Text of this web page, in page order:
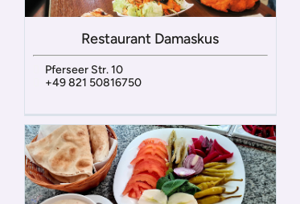
Restaurant Damaskus
Pferseer Str. 10
+49 821 50816750